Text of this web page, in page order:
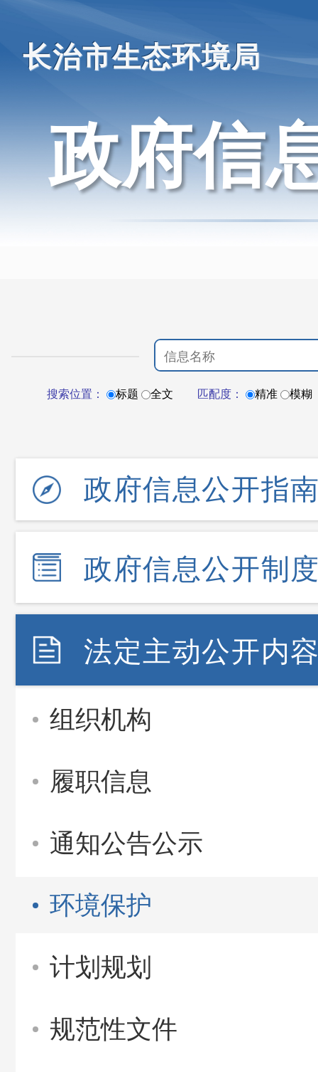
长治市生态环境局
政府信
搜索位置： 标题 全文 匹配度： 精准 模糊
政府信息公开指
政府信息公开制
法定主动公开内
组织机构
履职信息
通知公告公示
环境保护
计划规划
规范性文件